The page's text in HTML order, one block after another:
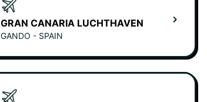
GRAN CANARIA LUCHTHAVEN
GANDO - SPAIN